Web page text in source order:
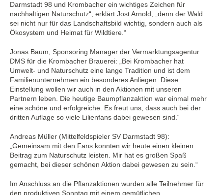
Darmstadt 98 und Krombacher ein wichtiges Zeichen für
nachhaltigen Naturschutz“, erklärt Jost Arnold, „denn der Wald
sei nicht nur für das Landschaftsbild wichtig, sondern auch als
Ökosystem und Heimat für Wildtiere.“
Jonas Baum, Sponsoring Manager der Vermarktungsagentur
DMS für die Krombacher Brauerei: „Bei Krombacher hat
Umwelt- und Naturschutz eine lange Tradition und ist dem
Familienunternehmen ein besonderes Anliegen. Diese
Einstellung wollen wir auch in den Aktionen mit unseren
Partnern leben. Die heutige Baumpflanzaktion war einmal mehr
eine schöne und erfolgreiche. Es freut uns, dass auch bei der
dritten Auflage so viele Lilienfans dabei gewesen sind.“
Andreas Müller (Mittelfeldspieler SV Darmstadt 98):
„Gemeinsam mit den Fans konnten wir heute einen kleinen
Beitrag zum Naturschutz leisten. Mir hat es großen Spaß
gemacht, bei dieser schönen Aktion dabei gewesen zu sein.“
Im Anschluss an die Pflanzaktionen wurden alle Teilnehmer für
den produktiven Sonntag mit einem gemütlichen